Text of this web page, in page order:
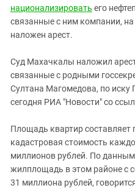
национализировать его
связанные с ним компании,
наложен арест.
Суд Махачкалы наложил
связанные с родными
Султана Магомедова, по иску
сегодня РИА "Новости" со
Площадь квартир составляет
кадастровая стоимость
миллионов рублей. По
жилплощадь в этом районе с
31 миллиона рублей,